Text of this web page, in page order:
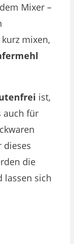
Mixer –
mixen,
ist,
auch für
dieses
die
lassen sich